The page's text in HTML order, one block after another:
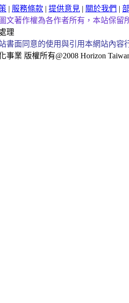
| 服務條款 | 提供意見 | 關於我們 |
文著作權為各作者所有，本站保留
理
書面同意的使用與引用本網站內
事業 版權所有@2008 Horizon